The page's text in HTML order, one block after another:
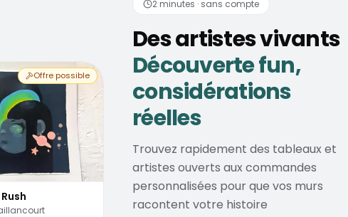
Offre possible
2 minutes · sans compte
Des artistes vivants
Découverte fun,
considérations
réelles
Trouvez rapidement des tableaux et
artistes ouverts aux commandes
personnalisées pour que vos murs
racontent votre histoire